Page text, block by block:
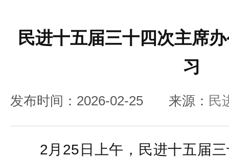
民进十五届三十四次主席
习
发布时间：2026-02-25 来源： 民
2月25日上午，民进十五届三